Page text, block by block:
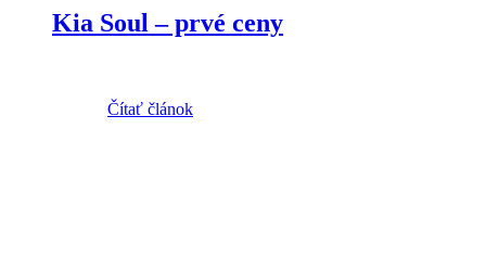
Kia Soul – prvé ceny
Čítať článok